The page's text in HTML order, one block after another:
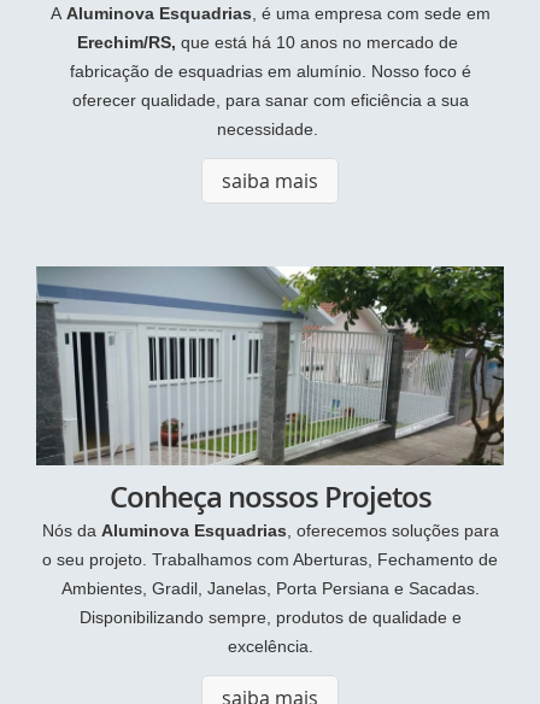
A Aluminova Esquadrias , é uma empresa com sede em
Erechim/RS, que está há 10 anos no mercado de
fabricação de esquadrias em alumínio. Nosso foco é
oferecer qualidade, para sanar com eficiência a sua
necessidade.
saiba mais
Conheça nossos Projetos
Nós da Aluminova Esquadrias , oferecemos soluções para
o seu projeto. Trabalhamos com Aberturas, Fechamento de
Ambientes, Gradil, Janelas, Porta Persiana e Sacadas.
Disponibilizando sempre, produtos de qualidade e
excelência.
saiba mais